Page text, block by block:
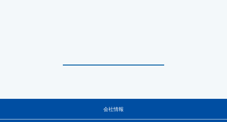
会社情報